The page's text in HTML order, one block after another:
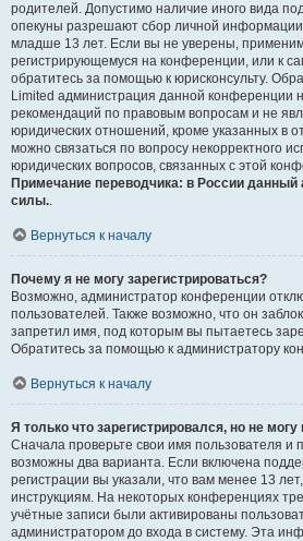
родителей. Допустимо наличие иного вида
опекуны разрешают сбор личной
младше 13 лет. Если вы не уверены,
регистрирующемуся на конференции, или к
обратитесь за помощью к юрисконсульту.
Limited администрация данной конференции
рекомендаций по правовым вопросам и не
юридических отношений, кроме указанных в
можно связаться по вопросу некорректного
юридических вопросов, связанных с этой
Примечание переводчика: в России данный
силы..
Вернуться к началу
Почему я не могу зарегистрироваться?
Возможно, администратор конференции
пользователей. Также возможно, что он
запретил имя, под которым вы пытаетесь
Обратитесь за помощью к администратору
Вернуться к началу
Я только что зарегистрировался, но не могу
Сначала проверьте свои имя пользователя и
возможны два варианта. Если включена
регистрации вы указали, что вам менее 13
инструкциям. На некоторых конференциях
учётные записи были активированы
администратором до входа в систему. Эта